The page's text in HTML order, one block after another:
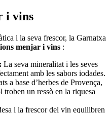
i vins
i la seva frescor, la Garnatxa
menjar i vins :
La seva mineralitat i les seves
amb les sabors iodades.
a base d’herbes de Provença,
un ressò en la riquesa
i la frescor del vin equilibren